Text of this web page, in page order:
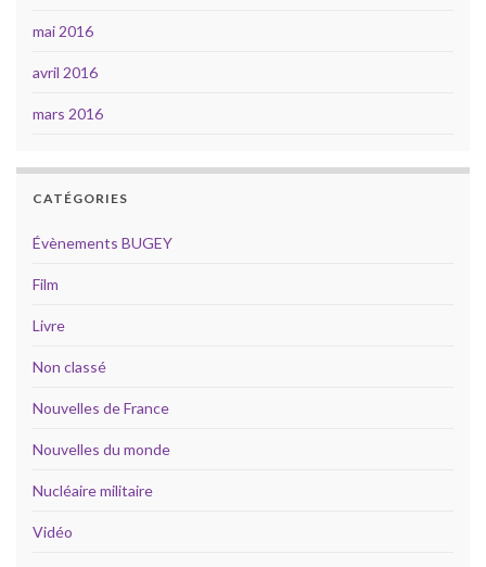
mai 2016
avril 2016
mars 2016
CATÉGORIES
Évènements BUGEY
Film
Livre
Non classé
Nouvelles de France
Nouvelles du monde
Nucléaire militaire
Vidéo